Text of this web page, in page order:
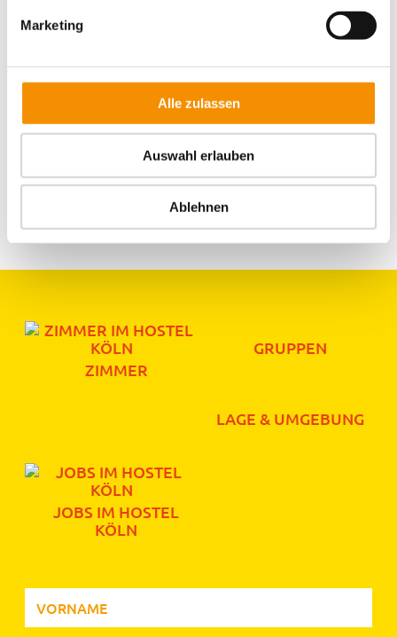
Marketing
Alle zulassen
Auswahl erlauben
Ablehnen
KÖLNER BIERBÖRSE
teilen teilen
E-Mail
ZIMMER
GRUPPEN
LAGE & UMGEBUNG
JOBS IM HOSTEL
KÖLN